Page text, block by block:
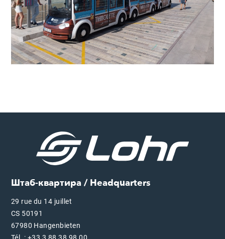
Штаб-квартира / Headquarters
29 rue du 14 juillet
CS 50191
67980 Hangenbieten